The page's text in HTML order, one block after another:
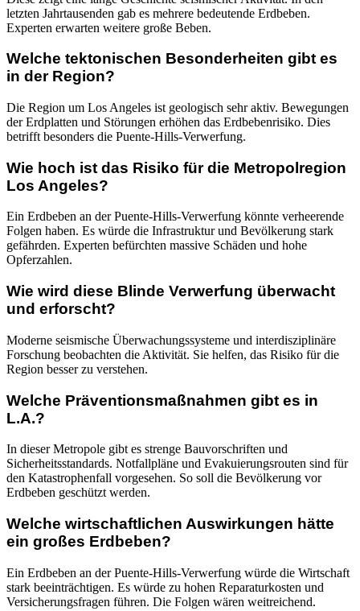
letzten Jahrtausenden gab es mehrere bedeutende Erdbeben.
Experten erwarten weitere große Beben.
Welche tektonischen Besonderheiten gibt es
in der Region?
Die Region um Los Angeles ist geologisch sehr aktiv. Bewegungen
der Erdplatten und Störungen erhöhen das Erdbebenrisiko. Dies
betrifft besonders die Puente-Hills-Verwerfung.
Wie hoch ist das Risiko für die Metropolregion
Los Angeles?
Ein Erdbeben an der Puente-Hills-Verwerfung könnte verheerende
Folgen haben. Es würde die Infrastruktur und Bevölkerung stark
gefährden. Experten befürchten massive Schäden und hohe
Opferzahlen.
Wie wird diese Blinde Verwerfung überwacht
und erforscht?
Moderne seismische Überwachungssysteme und interdisziplinäre
Forschung beobachten die Aktivität. Sie helfen, das Risiko für die
Region besser zu verstehen.
Welche Präventionsmaßnahmen gibt es in
L.A.?
In dieser Metropole gibt es strenge Bauvorschriften und
Sicherheitsstandards. Notfallpläne und Evakuierungsrouten sind für
den Katastrophenfall vorgesehen. So soll die Bevölkerung vor
Erdbeben geschützt werden.
Welche wirtschaftlichen Auswirkungen hätte
ein großes Erdbeben?
Ein Erdbeben an der Puente-Hills-Verwerfung würde die Wirtschaft
stark beeinträchtigen. Es würde zu hohen Reparaturkosten und
Versicherungsfragen führen. Die Folgen wären weitreichend.